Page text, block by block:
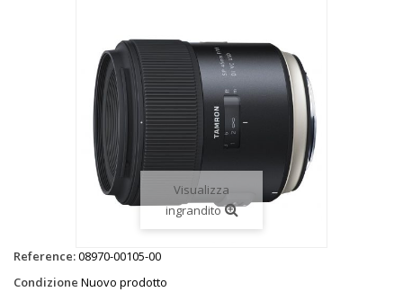
Visualizza
ingrandito
Reference:08970-00105-00
Condizione Nuovo prodotto